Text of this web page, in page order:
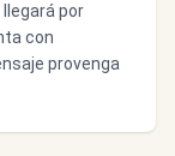
por
con
provenga